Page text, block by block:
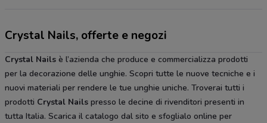
Crystal Nails, offerte e negozi
Crystal Nails è l’azienda che produce e commercializza prodotti
per la decorazione delle unghie. Scopri tutte le nuove tecniche e i
nuovi materiali per rendere le tue unghie uniche. Troverai tutti i
prodotti Crystal Nails presso le decine di rivenditori presenti in
tutta Italia. Scarica il catalogo dal sito e sfoglialo online per